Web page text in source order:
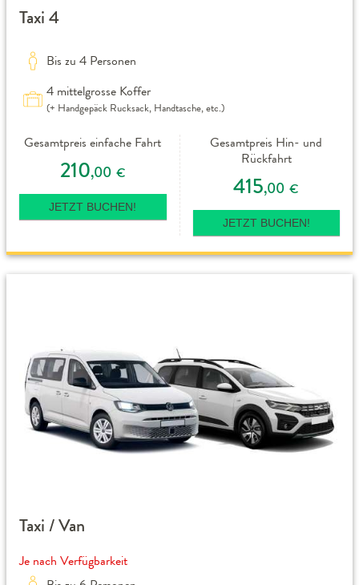
Taxi 4
Bis zu 4 Personen
4 mittelgrosse Koffer
(+ Handgepäck Rucksack, Handtasche, etc.)
Gesamtpreis einfache Fahrt
210,00 €
JETZT BUCHEN!
Gesamtpreis Hin- und
Rückfahrt
415,00 €
JETZT BUCHEN!
Taxi / Van
Je nach Verfügbarkeit